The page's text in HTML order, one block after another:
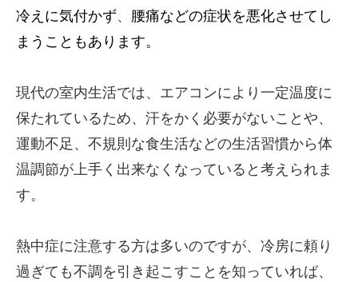
冷えに気付かず、 腰痛などの症状を悪化させてし
まうこともあります。
現代の室内生活では、エアコンにより一定温度に
保たれているため、汗をかく必要がないことや、
運動不足、不規則な食生活などの生活習慣から体
温調節が上手く出来なくなっていると考えられま
す。
熱中症に注意する方は多いのですが、冷房に頼り
過ぎても不調を引き起こすことを知っていれば、